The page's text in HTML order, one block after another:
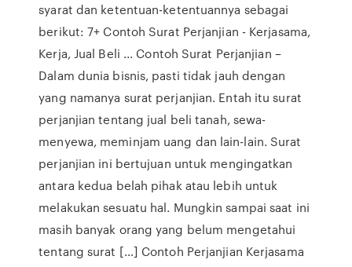
syarat dan ketentuan-ketentuannya sebagai
berikut: 7+ Contoh Surat Perjanjian - Kerjasama,
Kerja, Jual Beli ... Contoh Surat Perjanjian –
Dalam dunia bisnis, pasti tidak jauh dengan
yang namanya surat perjanjian. Entah itu surat
perjanjian tentang jual beli tanah, sewa-
menyewa, meminjam uang dan lain-lain. Surat
perjanjian ini bertujuan untuk mengingatkan
antara kedua belah pihak atau lebih untuk
melakukan sesuatu hal. Mungkin sampai saat ini
masih banyak orang yang belum mengetahui
tentang surat […] Contoh Perjanjian Kerjasama